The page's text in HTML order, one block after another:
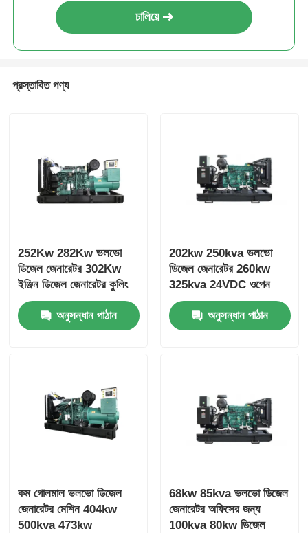
চালিয়ে
প্রস্তাবিত পণ্য
252Kw 282Kw ভলভো
ডিজেল জেনারেটর 302Kw
ইঞ্জিন ডিজেল জেনারেটর কুলিং
সিস্টেম
অনুসন্ধান পাঠান
202kw 250kva ভলভো
ডিজেল জেনারেটর 260kw
325kva 24VDC ওপেন
ডিজেল জেনারেটর সেট
অনুসন্ধান পাঠান
কম গোলমাল ভলভো ডিজেল
জেনারেটর মেশিন 404kw
500kva 473kw
68kw 85kva ভলভো ডিজেল
জেনারেটর অফিসের জন্য
100kva 80kw ডিজেল